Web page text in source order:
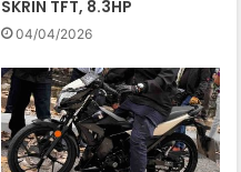
SKRIN TFT, 8.3HP
04/04/2026